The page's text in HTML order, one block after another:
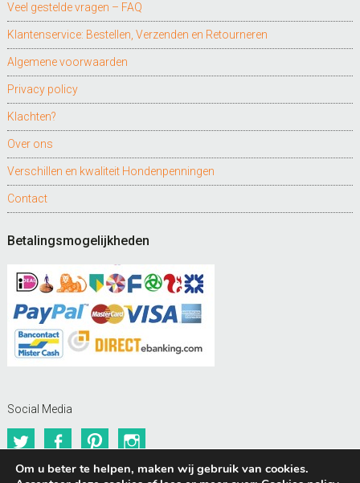
Veel gestelde vragen – FAQ
Klantenservice: Bestellen, Verzenden en Retourneren
Algemene voorwaarden
Privacy policy
Klachten?
Over ons
Verschillen en kwaliteit Hondenpenningen
Contact
Betalingsmogelijkheden
Social Media
TwitterFacebookPinterest
Om u beter te helpen, maken wij gebruik van cookies.